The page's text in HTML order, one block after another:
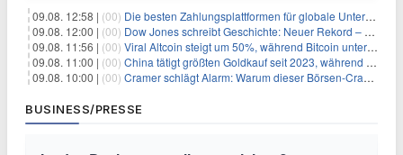
09.08. 12:58 | (00) Die besten Zahlungsplattformen für globale Unternehmen im Jahr 2026
09.08. 12:00 | (00) Dow Jones schreibt Geschichte: Neuer Rekord – und Amazon knackt die nächste Billionen-Marke
09.08. 11:56 | (00) Viral Altcoin steigt um 50%, während Bitcoin unter $65.000 fällt
09.08. 11:00 | (00) China tätigt größten Goldkauf seit 2023, während Goldpreis um 8% steigt
09.08. 10:00 | (00) Cramer schlägt Alarm: Warum dieser Börsen-Crash die beste Einstiegschance seit Monaten ist
BUSINESS/PRESSE